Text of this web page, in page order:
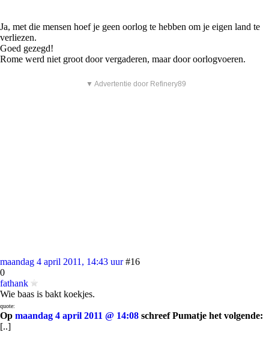
Ja, met die mensen hoef je geen oorlog te hebben om je eigen land te
verliezen.
Goed gezegd!
Rome werd niet groot door vergaderen, maar door oorlogvoeren.
▼ Advertentie door Refinery89
maandag 4 april 2011, 14:43 uur #16
0
fathank
Wie baas is bakt koekjes.
quote:
Op maandag 4 april 2011 @ 14:08 schreef Pumatje het volgende:
[..]